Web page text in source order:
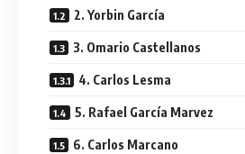
2. Yorbin García
3. Omario Castellanos
4. Carlos Lesma
5. Rafael García Marvez
6. Carlos Marcano